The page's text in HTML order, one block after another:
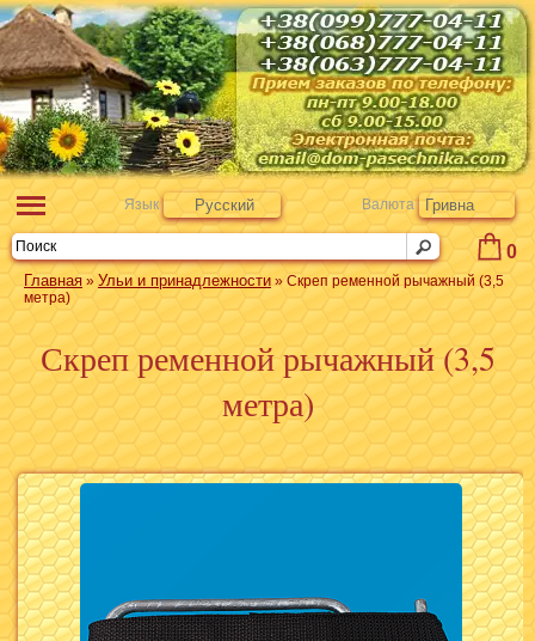
0
Язык Русский Валюта Гривна
Главная» Ульи и принадлежности » Скреп ременной рычажный (3,5
метра)
Скреп ременной рычажный (3,5
метра)